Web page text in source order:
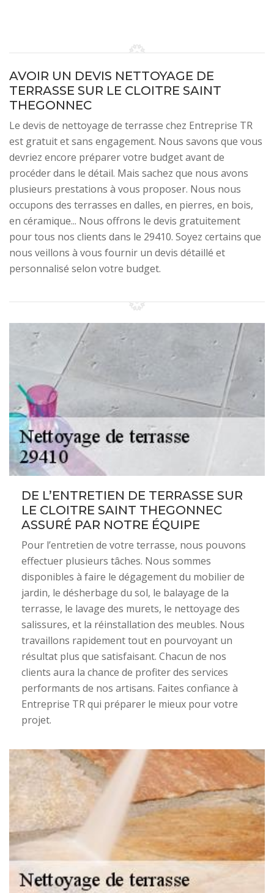
AVOIR UN DEVIS NETTOYAGE DE
TERRASSE SUR LE CLOITRE SAINT
THEGONNEC
Le devis de nettoyage de terrasse chez Entreprise TR
est gratuit et sans engagement. Nous savons que vous
devriez encore préparer votre budget avant de
procéder dans le détail. Mais sachez que nous avons
plusieurs prestations à vous proposer. Nous nous
occupons des terrasses en dalles, en pierres, en bois,
en céramique... Nous offrons le devis gratuitement
pour tous nos clients dans le 29410. Soyez certains que
nous veillons à vous fournir un devis détaillé et
personnalisé selon votre budget.
DE L’ENTRETIEN DE TERRASSE SUR
LE CLOITRE SAINT THEGONNEC
ASSURÉ PAR NOTRE ÉQUIPE
Pour l’entretien de votre terrasse, nous pouvons
effectuer plusieurs tâches. Nous sommes
disponibles à faire le dégagement du mobilier de
jardin, le désherbage du sol, le balayage de la
terrasse, le lavage des murets, le nettoyage des
salissures, et la réinstallation des meubles. Nous
travaillons rapidement tout en pourvoyant un
résultat plus que satisfaisant. Chacun de nos
clients aura la chance de profiter des services
performants de nos artisans. Faites confiance à
Entreprise TR qui préparer le mieux pour votre
projet.